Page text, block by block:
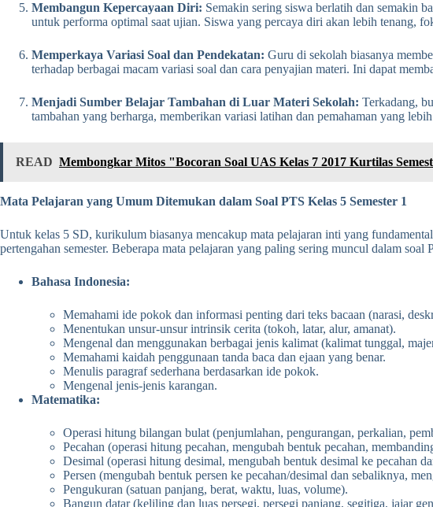
Membangun Kepercayaan Diri: Semakin sering siswa berlatih dan semakin
untuk performa optimal saat ujian. Siswa yang percaya diri akan lebih tenang,
Memperkaya Variasi Soal dan Pendekatan: Guru di sekolah biasanya
terhadap berbagai macam variasi soal dan cara penyajian materi. Ini dapat
Menjadi Sumber Belajar Tambahan di Luar Materi Sekolah: Terkadang,
tambahan yang berharga, memberikan variasi latihan dan pemahaman yang
READ Membongkar Mitos "Bocoran Soal UAS Kelas 7 2017 Kurtilas
Mata Pelajaran yang Umum Ditemukan dalam Soal PTS Kelas 5 Semester 1
Untuk kelas 5 SD, kurikulum biasanya mencakup mata pelajaran inti yang
pertengahan semester. Beberapa mata pelajaran yang paling sering muncul dalam soal
Bahasa Indonesia:
Memahami ide pokok dan informasi penting dari teks bacaan (narasi,
Menentukan unsur-unsur intrinsik cerita (tokoh, latar, alur, amanat).
Mengenal dan menggunakan berbagai jenis kalimat (kalimat tunggal,
Memahami kaidah penggunaan tanda baca dan ejaan yang benar.
Menulis paragraf sederhana berdasarkan ide pokok.
Mengenal jenis-jenis karangan.
Matematika:
Operasi hitung bilangan bulat (penjumlahan, pengurangan, perkalian,
Pecahan (operasi hitung pecahan, mengubah bentuk pecahan,
Desimal (operasi hitung desimal, mengubah bentuk desimal ke pecahan
Persen (mengubah bentuk persen ke pecahan/desimal dan sebaliknya,
Pengukuran (satuan panjang, berat, waktu, luas, volume).
Bangun datar (keliling dan luas persegi, persegi panjang, segitiga, jajar